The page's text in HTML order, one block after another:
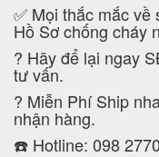
✅ Mọi thắc mắc
Hồ Sơ chống cháy
? Hãy để lại ngay
tư vấn.
? Miễn Phí Ship
nhận hàng.
☎️ Hotline: 098